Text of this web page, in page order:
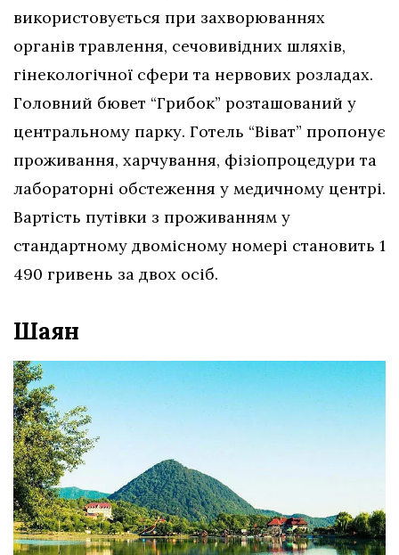
використовується при захворюваннях
органів травлення, сечовивідних шляхів,
гінекологічної сфери та нервових розладах.
Головний бювет “Грибок” розташований у
центральному парку. Готель “Віват” пропонує
проживання, харчування, фізіопроцедури та
лабораторні обстеження у медичному центрі.
Вартість путівки з проживанням у
стандартному двомісному номері становить 1
490 гривень за двох осіб.
Шаян